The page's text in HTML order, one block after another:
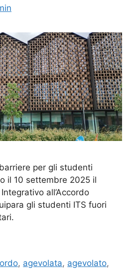
per gli studenti
il 10 settembre 2025 il
all’Accordo
gli studenti ITS fuori
, agevolata, agevolato,